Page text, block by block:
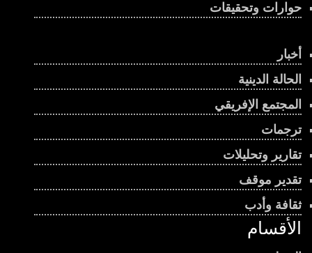
حوارات وتحقيقات
أخبار
الحالة الدينية
المجتمع الإفريقي
ترجمات
تقارير وتحليلات
تقدير موقف
ثقافة وأدب
الأقسام